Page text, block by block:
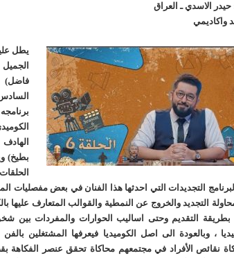
الاسدي ـ العراق
واكاديمي
يطل
فاضل)
برنامجه
بطيخ)
التجديدات التي احدثها هذا الفنان في بعض مفصليات
التجديد والخروج عن النمطية والقوالب المتعارف عليها
بطريقة التقديم وحتى اساليب الحوارات والمفردات بين
، وبالعودة الى اصل الكوميديا فيعرفها المشتغلين بالفن
نقائص الأفراد في مجتمعهم محاكاة تحقق عنصر الفكاهة